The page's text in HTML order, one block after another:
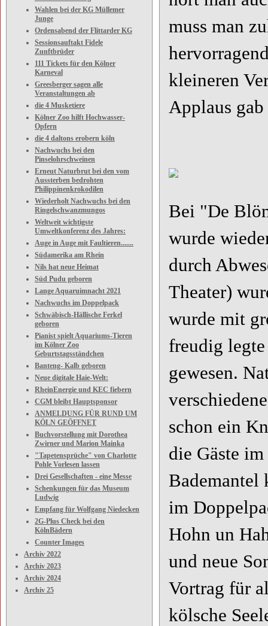
Wahlen bei der KG Müllemer
Junge
Ordensabend der Flittarder KG
Sessionsauftakt Fidele
Zunftbrüder
111 Tickets für den Kölner
Karneval
Greesberger sagen alle
Veranstaltungen ab
die 4 Musketiere
Kölner Zoo hilft Hochwasser-
Opfern
die 4 daltons erobern köln
Nachwuchs bei den
Pinselohrschweinen
Erneut Naturbrut bei den vom
Aussterben bedrohten
Philippinenkrokodilen
Wiederholt Nachwuchs bei den
Ringelschwanzmungos
Weltweit wichtigste
Umweltkonferenz des Jahres:
Auge in Auge mit Faultieren.......
Südamerika am Rhein
Nils hat neue Heimat
Süd Pudu geboren
Lange Aquaruimnacht 2021
Nachwuchs im Doppelpack
Schwäbisch-Hällische Ferkel
geboren
Pianist spielt Aquariums-Tieren
im Kölner Zoo
Geburtstagsständchen
Banteng- Kalb geboren
Neue digitale Haie-Welt:
RheinEnergie und KEC fiebern
CGM bleibt Hauptsponsor
ANMELDUNG FÜR RUND UM
KÖLN GEÖFFNET
Buchvorstellung mit Dorothea
Zwirner und Marion Mainka
"Tapetensprüche" von Charlotte
Pohle Vorlesen lassen
Drei Gesellschaften - eine Messe
Schenkungen für das Museum
Ludwig
Empfang für Wolfgang Niedecken
2G-Plus Check bei den
KölnBädern
Counter Images
Archiv 2022
Archiv 2023
Archiv 2024
Archiv 25
muss man
kleineren
Applaus
Bei "De
wurde
durch
Theater)
wurde mit
freudig
gewesen.
schon ein
die Gäste
Bademantel
im
Hohn un
und neue
Vortrag für
kölsche